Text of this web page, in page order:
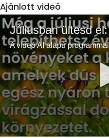
Ajánlott videó
A videó AI alapú